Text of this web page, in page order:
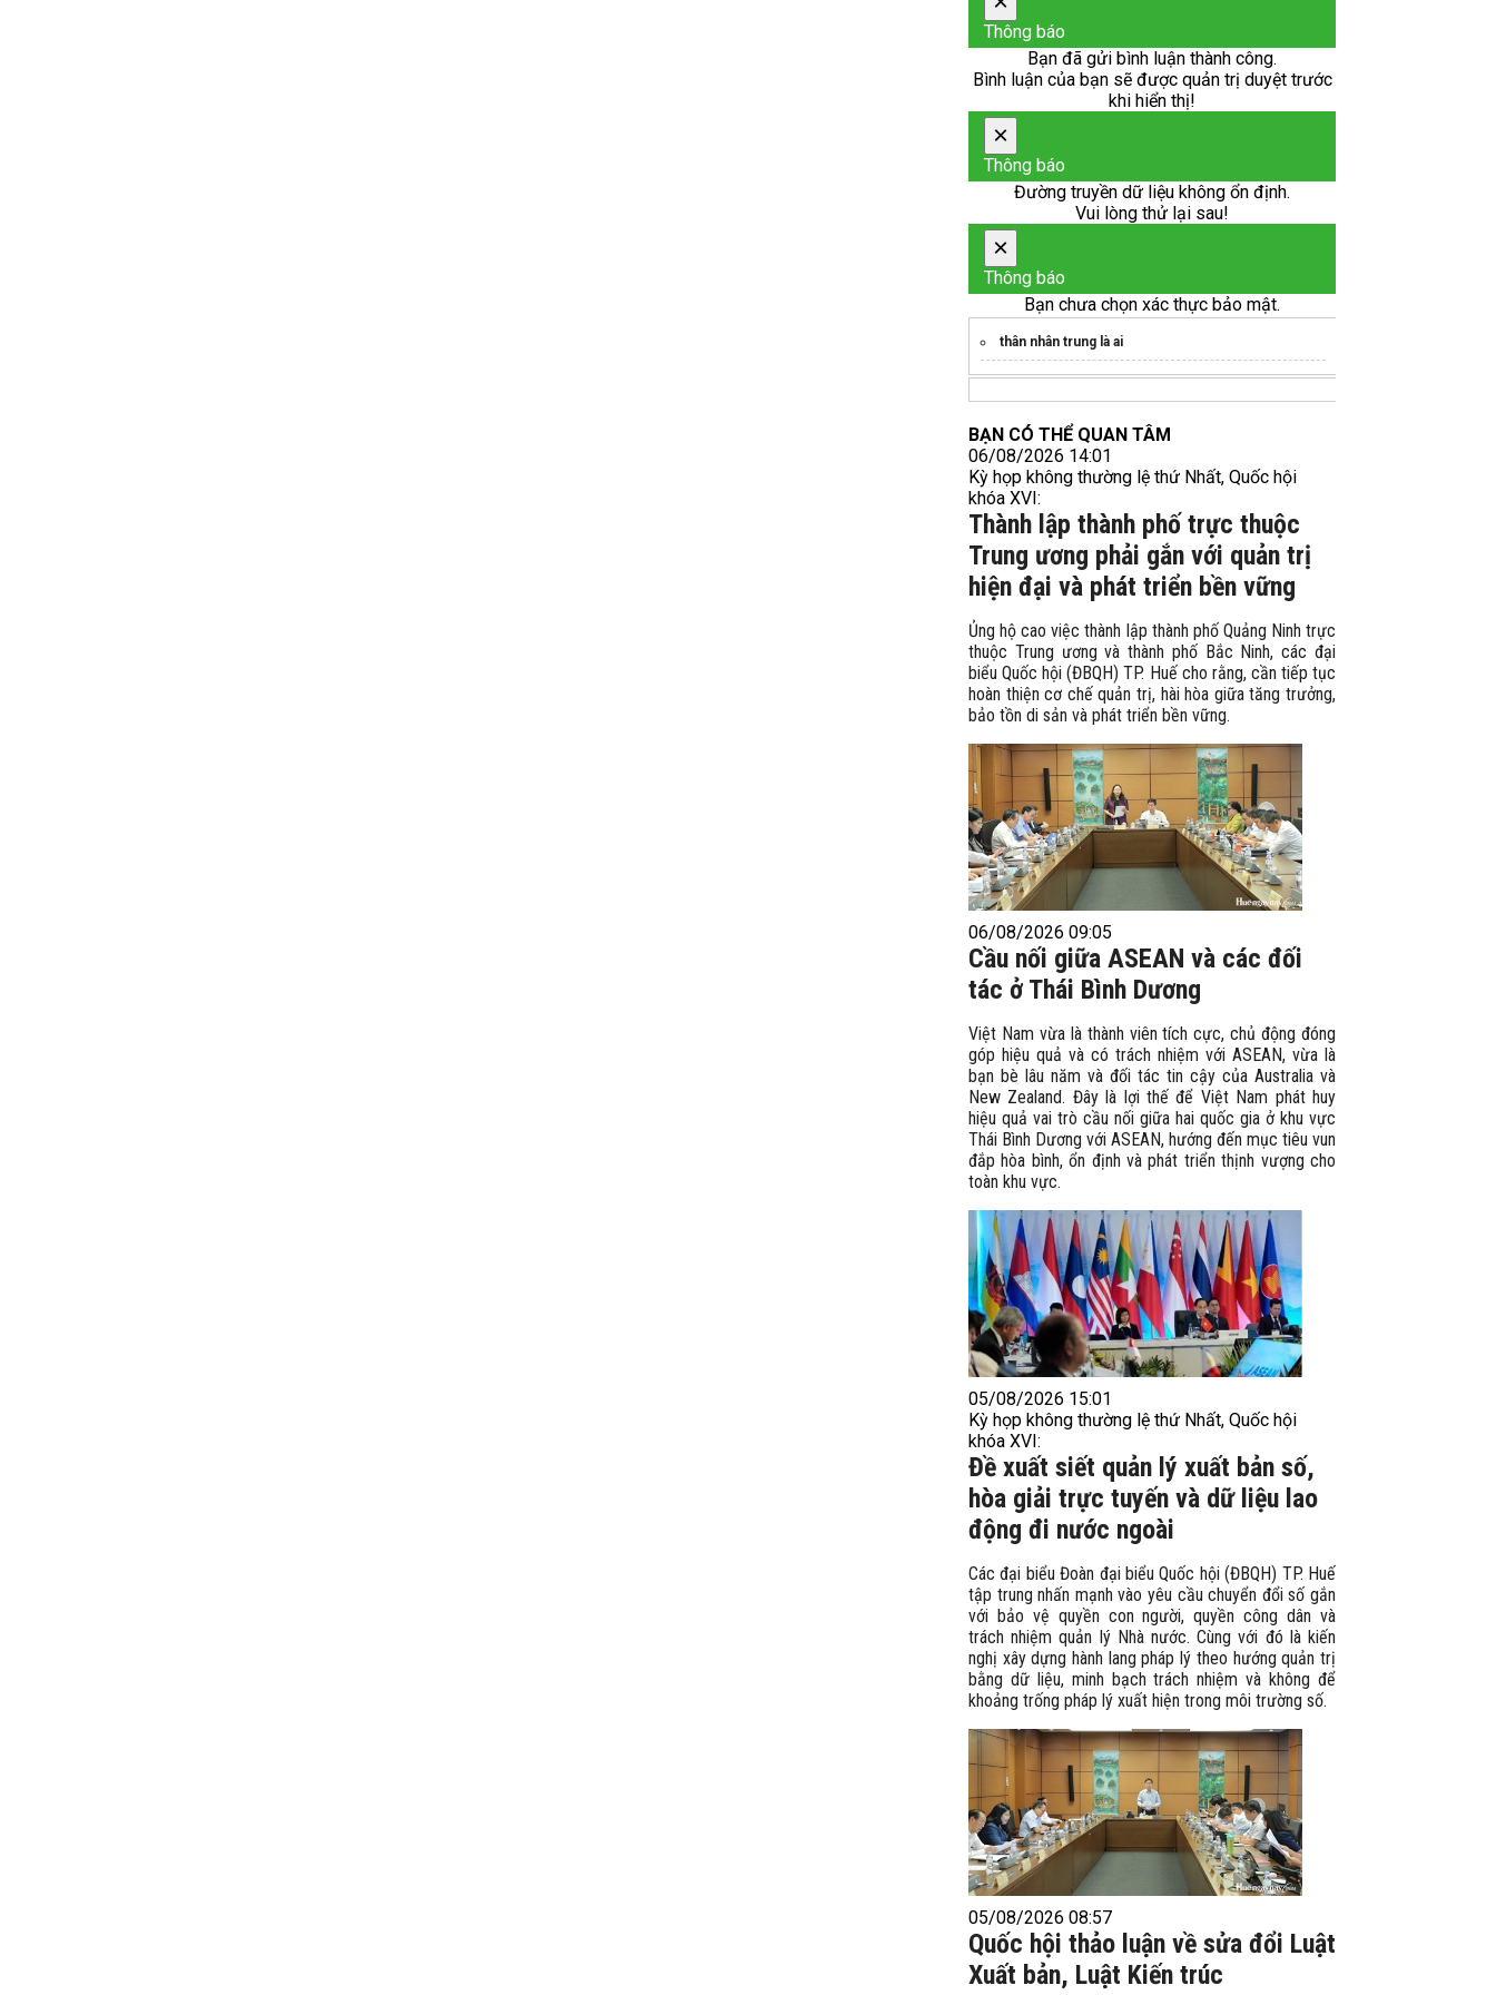
Thông báo
Bạn đã gửi bình luận thành công.
Bình luận của bạn sẽ được quản trị duyệt trước
khi hiển thị!
×
Thông báo
Đường truyền dữ liệu không ổn định.
Vui lòng thử lại sau!
×
Thông báo
Bạn chưa chọn xác thực bảo mật.
thân nhân trung là ai
BẠN CÓ THỂ QUAN TÂM
06/08/2026 14:01
Kỳ họp không thường lệ thứ Nhất, Quốc hội
khóa XVI:
Thành lập thành phố trực thuộc
Trung ương phải gắn với quản trị
hiện đại và phát triển bền vững
Ủng hộ cao việc thành lập thành phố Quảng Ninh trực
thuộc Trung ương và thành phố Bắc Ninh, các đại
biểu Quốc hội (ĐBQH) TP. Huế cho rằng, cần tiếp tục
hoàn thiện cơ chế quản trị, hài hòa giữa tăng trưởng,
bảo tồn di sản và phát triển bền vững.
06/08/2026 09:05
Cầu nối giữa ASEAN và các đối
tác ở Thái Bình Dương
Việt Nam vừa là thành viên tích cực, chủ động đóng
góp hiệu quả và có trách nhiệm với ASEAN, vừa là
bạn bè lâu năm và đối tác tin cậy của Australia và
New Zealand. Đây là lợi thế để Việt Nam phát huy
hiệu quả vai trò cầu nối giữa hai quốc gia ở khu vực
Thái Bình Dương với ASEAN, hướng đến mục tiêu vun
đắp hòa bình, ổn định và phát triển thịnh vượng cho
toàn khu vực.
05/08/2026 15:01
Kỳ họp không thường lệ thứ Nhất, Quốc hội
khóa XVI:
Đề xuất siết quản lý xuất bản số,
hòa giải trực tuyến và dữ liệu lao
động đi nước ngoài
Các đại biểu Đoàn đại biểu Quốc hội (ĐBQH) TP. Huế
tập trung nhấn ​mạnh vào yêu cầu chuyển đổi số gắn
với bảo vệ quyền con người, quyền công dân và
trách nhiệm quản lý Nhà nước. Cùng với đó là kiến
nghị xây dựng hành lang pháp lý theo hướng quản trị
bằng dữ liệu, minh bạch trách nhiệm và không để
khoảng trống pháp lý xuất hiện trong môi trường số.
05/08/2026 08:57
Quốc hội thảo luận về sửa đổi Luật
Xuất bản, Luật Kiến trúc